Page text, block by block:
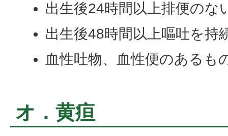
出生後24時間以上排便のな
出生後48時間以上嘔吐を持
血性吐物、血性便のあるも
オ．黄疸